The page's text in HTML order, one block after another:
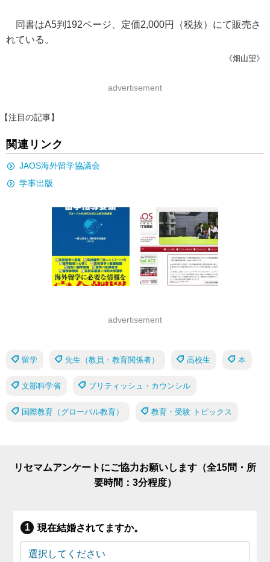
同書はA5判192ページ、定価2,000円（税抜）にて販売さ
れている。
《畑山望》
advertisement
【注目の記事】
関連リンク
JAOS海外留学協議会
学事出版
advertisement
留学 先生（教員・教育関係者） 高校生 本
文部科学省 ブリティッシュ・カウンシル
国際教育（グローバル教育） 教育・受験 トピックス
リセマムアンケートにご協力お願いします（全15問・所
要時間：3分程度）
現在結婚されてますか。